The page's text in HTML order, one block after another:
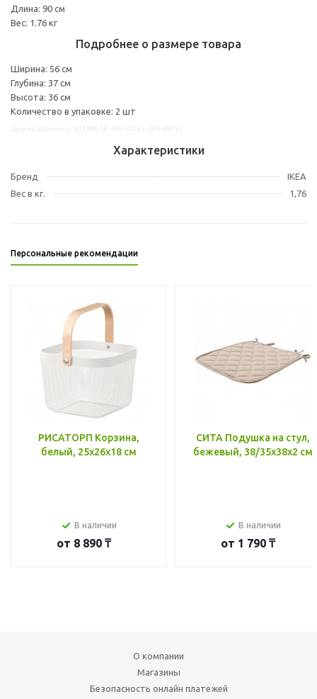
Длина: 90 см
Вес: 1.76 кг
Подробнее о размере товара
Ширина: 56 см
Глубина: 37 см
Высота: 36 см
Количество в упаковке: 2 шт
Характеристики
Бренд
IKEA
Вес в кг.
1,76
Персональные рекомендации
РИСАТОРП Корзина,
белый, 25x26x18 см
В наличии
от 8 890 ₸
СИТА Подушка на стул,
бежевый, 38/35x38x2 см
В наличии
от 1 790 ₸
О компании
Магазины
Безопасность онлайн платежей